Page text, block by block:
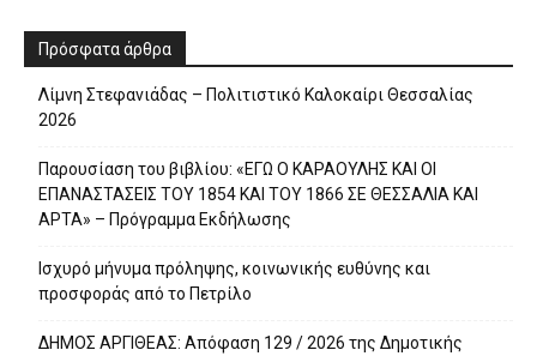
Πρόσφατα άρθρα
Λίμνη Στεφανιάδας – Πολιτιστικό Καλοκαίρι Θεσσαλίας
2026
Παρουσίαση του βιβλίου: «ΕΓΩ Ο ΚΑΡΑΟΥΛΗΣ ΚΑΙ ΟΙ
ΕΠΑΝΑΣΤΑΣΕΙΣ ΤΟΥ 1854 ΚΑΙ ΤΟΥ 1866 ΣΕ ΘΕΣΣΑΛΙΑ ΚΑΙ
ΑΡΤΑ» – Πρόγραμμα Εκδήλωσης
Ισχυρό μήνυμα πρόληψης, κοινωνικής ευθύνης και
προσφοράς από το Πετρίλο
ΔΗΜΟΣ ΑΡΓΙΘΕΑΣ: Απόφαση 129 / 2026 της Δημοτικής